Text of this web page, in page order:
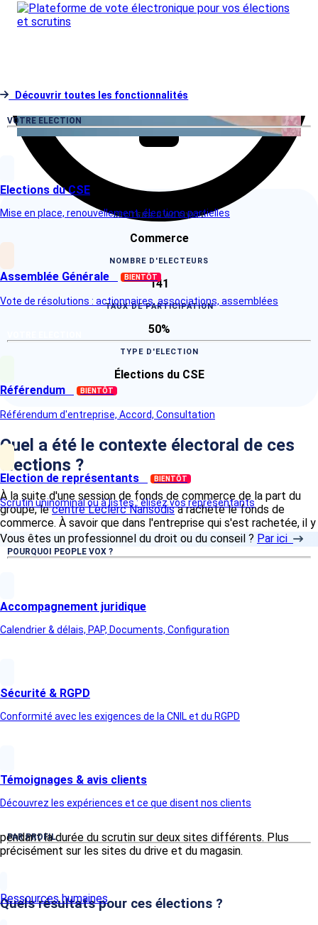
Découvrir toutes les fonctionnalités
VOTRE ELECTION
Elections du CSE
Mise en place, renouvellement, élections partielles
Assemblée Générale BIENTÔT
Vote de résolutions : actionnaires, associations, assemblées
Référendum BIENTÔT
Référendum d'entreprise, Accord, Consultation
Election de représentants BIENTÔT
Scrutin uninominal ou à listes : élisez vos représentants
Vous êtes un professionnel du droit ou du conseil ? Par ici
POURQUOI PEOPLE VOX ?
Accompagnement juridique
Calendrier & délais, PAP, Documents, Configuration
Sécurité & RGPD
Conformité avec les exigences de la CNIL et du RGPD
Témoignages & avis clients
Découvrez les expériences et ce que disent nos clients
PAR PROFIL
Ressources humaines
SECTEUR D'ACTIVITE
Commerce
NOMBRE D'ELECTEURS
141
TAUX DE PARTICIPATION
50%
TYPE D'ELECTION
Élections du CSE
Quel a été le contexte électoral de ces
élections ?
À la suite d'une session de fonds de commerce de la part du
groupe, lecentre Leclerc Nansodisa racheté le fonds de
commerce. À savoir que dans l'entreprise qui s'est rachetée, il y
avait un délégué syndical appartenant à la CFDT. L'enjeu était
donc la désignation d'un délégué syndical.
Comment se sont organisées ces élections ?
People vox a guidé le centre Leclerc Nansodis pour cette
Le premier collège 1 qui regroupe les employés
Le second collège qui regroupe les agents de maitrise et
Il faut savoir que certains des collaborateurs ne sont pas
équipés d'ordinateur professionnel. Pour que l'organisation et la
participation pour ces élections professionnelles soit
pendant la durée du scrutin sur deux sites différents. Plus
précisément sur les sites du drive et du magasin.
Quels résultats pour ces élections ?